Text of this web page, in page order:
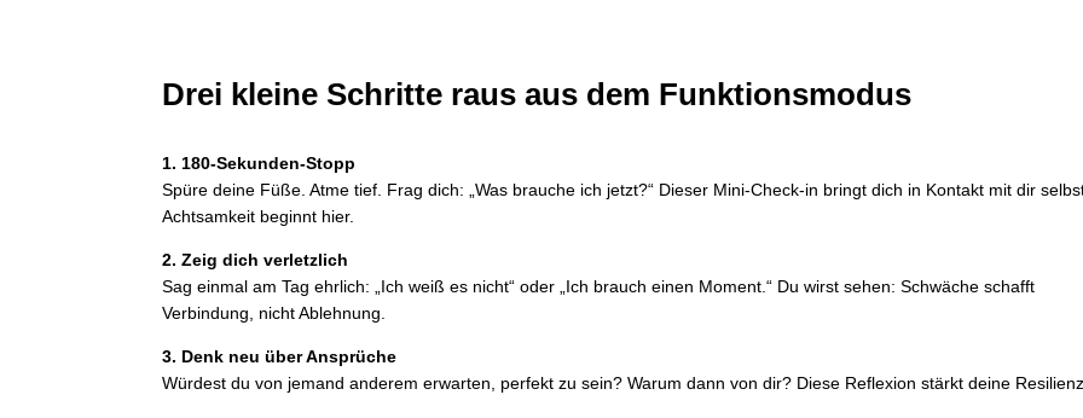
Drei kleine Schritte raus aus dem Funktionsmodus
1. 180-Sekunden-Stopp
Spüre deine Füße. Atme tief. Frag dich: „Was brauche ich jetzt?“ Dieser Mini-Check-in bringt dich in Kontakt mit dir
Achtsamkeit beginnt hier.
2. Zeig dich verletzlich
Sag einmal am Tag ehrlich: „Ich weiß es nicht“ oder „Ich brauch einen Moment.“ Du wirst sehen: Schwäche schafft
Verbindung, nicht Ablehnung.
3. Denk neu über Ansprüche
Würdest du von jemand anderem erwarten, perfekt zu sein? Warum dann von dir? Diese Reflexion stärkt deine